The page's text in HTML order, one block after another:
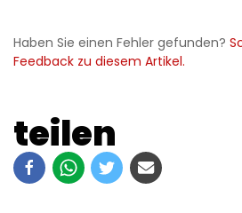
Haben Sie einen Fehler gefunden?
Feedback zu diesem Artikel.
teilen